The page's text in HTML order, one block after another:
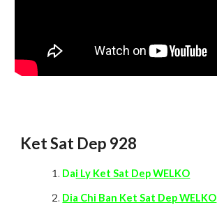
Ket Sat Dep 928
Dai Ly Ket Sat Dep WELKO
Dia Chi Ban Ket Sat Dep WELKO